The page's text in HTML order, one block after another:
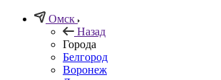
Омск
Назад
Города
Белгород
Воронеж